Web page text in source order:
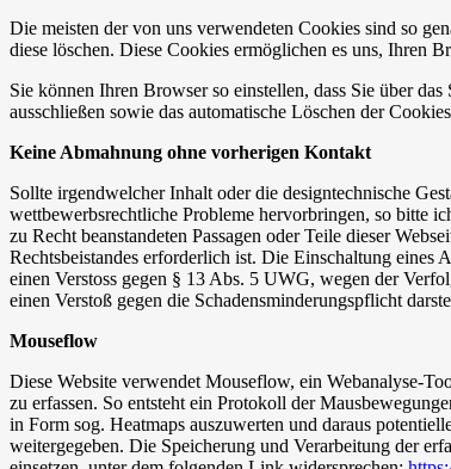
Die meisten der von uns verwendeten Cookies sind so
diese löschen. Diese Cookies ermöglichen es uns, Ihren
Sie können Ihren Browser so einstellen, dass Sie über
ausschließen sowie das automatische Löschen der
Keine Abmahnung ohne vorherigen Kontakt
Sollte irgendwelcher Inhalt oder die designtechnische
wettbewerbsrechtliche Probleme hervorbringen, so bitte
zu Recht beanstandeten Passagen oder Teile dieser
Rechtsbeistandes erforderlich ist. Die Einschaltung
einen Verstoss gegen § 13 Abs. 5 UWG, wegen der
einen Verstoß gegen die Schadensminderungspflicht
Mouseflow
Diese Website verwendet Mouseflow, ein Webanalyse-
zu erfassen. So entsteht ein Protokoll der
in Form sog. Heatmaps auszuwerten und daraus
weitergegeben. Die Speicherung und Verarbeitung der